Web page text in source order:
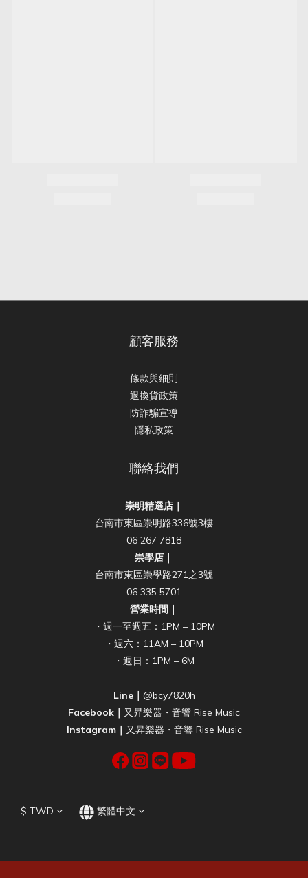
顧客服務
條款與細則
退換貨政策
防詐騙宣導
隱私政策
聯絡我們
崇明精選店｜
台南市東區崇明路336號3樓
06 267 7818
崇學店｜
台南市東區崇學路271之3號
06 335 5701
營業時間｜
・週一至週五：1PM – 10PM
・週六：11AM – 10PM
・週日：1PM – 6M
Line｜ @bcy7820h
Facebook｜
又昇樂器・音響 Rise Music
Instagram｜
又昇樂器・音響 Rise Music
$ TWD 繁體中文